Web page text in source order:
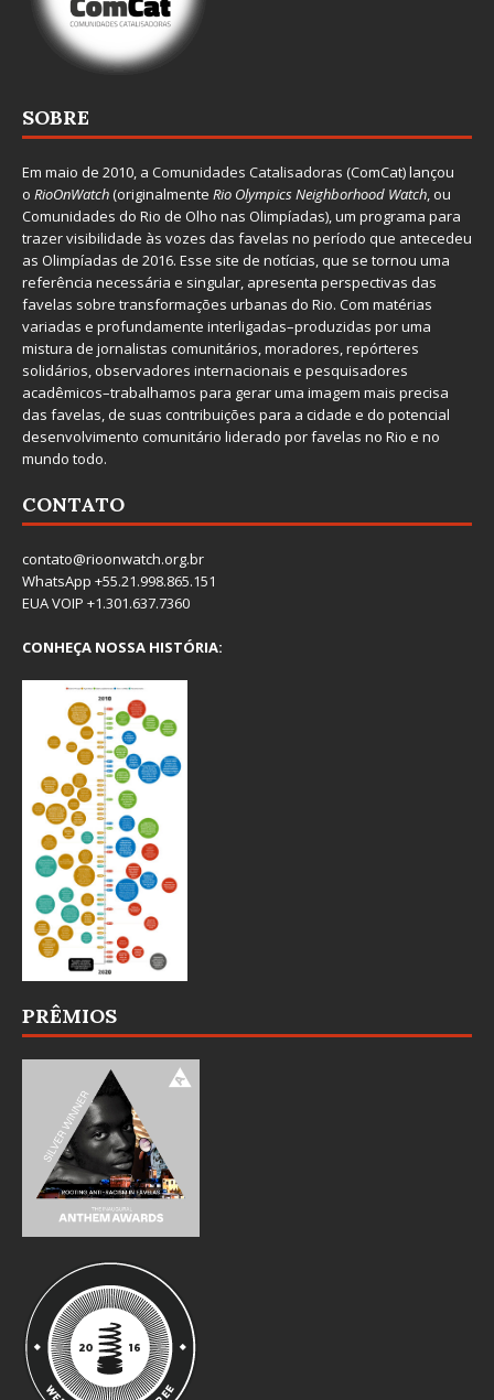
SOBRE
Em maio de 2010, a Comunidades Catalisadoras (ComCat) lançou
o RioOnWatch(originalmente Rio Olympics Neighborhood Watch, ou
Comunidades do Rio de Olho nas Olimpíadas), um programa para
trazer visibilidade às vozes das favelas no período que antecedeu
as Olimpíadas de 2016. Esse site de notícias, que se tornou uma
referência necessária e singular, apresenta perspectivas das
favelas sobre transformações urbanas do Rio. Com matérias
variadas e profundamente interligadas–produzidas por uma
mistura de jornalistas comunitários, moradores, repórteres
solidários, observadores internacionais e pesquisadores
acadêmicos–trabalhamos para gerar uma imagem mais precisa
das favelas, de suas contribuições para a cidade e do potencial
desenvolvimento comunitário liderado por favelas no Rio e no
mundo todo.
CONTATO
contato@rioonwatch.org.br
WhatsApp +55.21.998.865.151
EUA VOIP +1.301.637.7360
CONHEÇA NOSSA HISTÓRIA:
PRÊMIOS